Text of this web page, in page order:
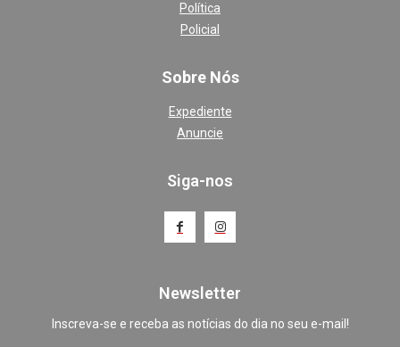
Política
Policial
Sobre Nós
Expediente
Anuncie
Siga-nos
Newsletter
Inscreva-se e receba as notícias do dia no seu e-mail!